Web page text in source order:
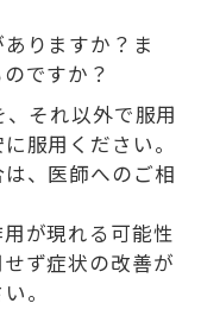
りますか？ま
ですか？
それ以外で服用
服用ください。
、医師へのご相
が現れる可能性
ず症状の改善が
。